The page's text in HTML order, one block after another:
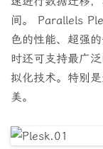
间。 Parallels
色的性能、超强
时还可支持最广
拟化技术。特别
美。